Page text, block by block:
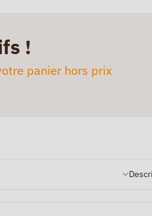
!
panier hors prix